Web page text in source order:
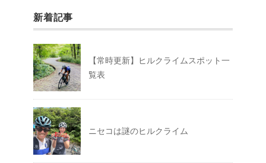
新着記事
【常時更新】ヒルクライムスポット一
覧表
ニセコは謎のヒルクライム